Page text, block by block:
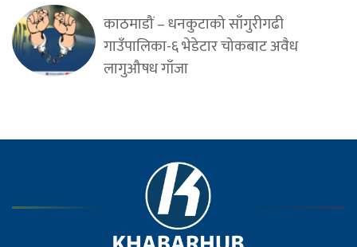
काठमाडौं – धनकुटाको साँगुरीगढी
गाउँपालिका-६ भेडेटार चोकबाट अवैध
लागुऔषध गाँजा